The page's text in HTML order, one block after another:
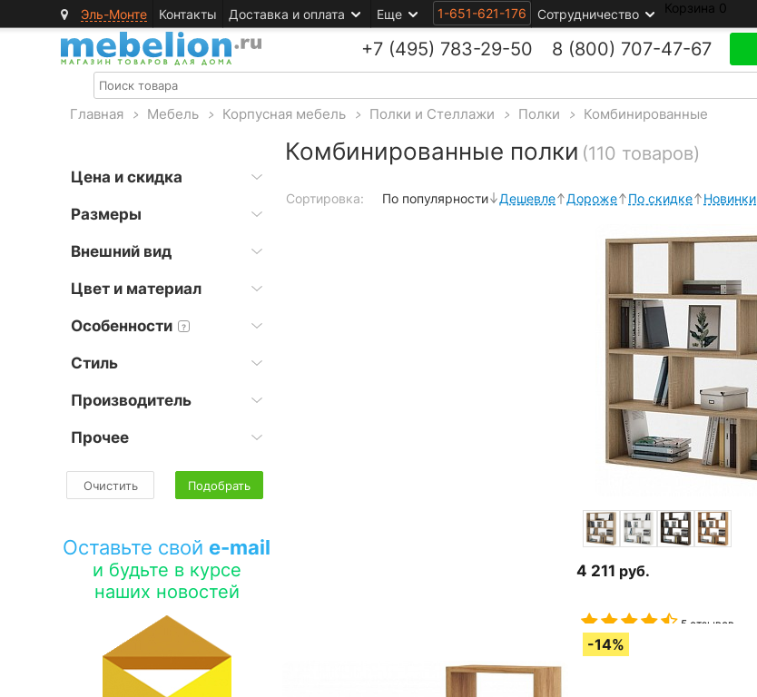
Эль-Монте Контакты Доставка и оплата Еще 1-651-621-176 Сотрудничество Корзина 0
+7 (495) 783-29-50 8 (800) 707-47-67
Главная > Мебель > Корпусная мебель > Полки и Стеллажи > Полки > Комбинированные
Цена и скидка
Размеры
Внешний вид
Цвет и материал
Особенности ?
Стиль
Производитель
Прочее
Очистить Подобрать
Оставьте свой e-mail
и будьте в курсе
наших новостей
Комбинированные полки (110 товаров)
Сортировка: По популярности Дешевле Дороже По скидке Новинки
4 211 руб.
5 отзывов